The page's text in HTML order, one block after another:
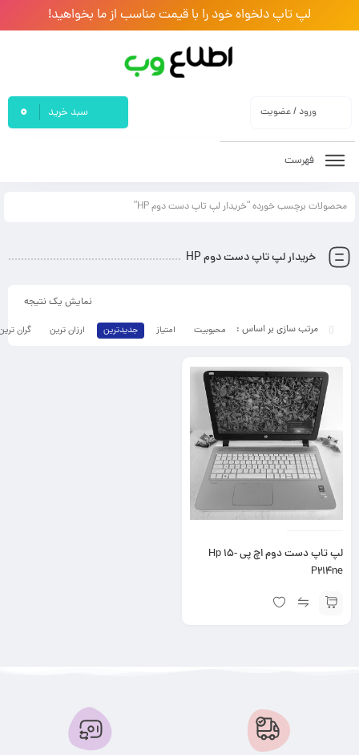
لپ تاپ دلخواه خود را با قیمت مناسب از ما بخواهید!
ورود / عضویت سبد خرید 0
فهرست
محصولات برچسب خورده “خریدار لپ تاپ دست دوم HP”
خریدار لپ تاپ دست دوم HP
نمایش یک نتیجه
محبوبیت امتیاز جدیدترین ارزان ترین گران
لپ تاپ دست دوم اچ پی Hp 15-
P214ne